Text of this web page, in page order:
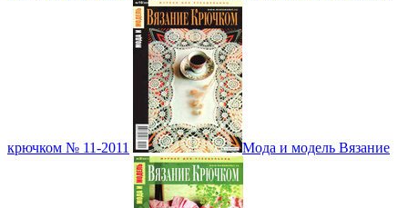
крючком № 11-2011 Мода и модель Вязание